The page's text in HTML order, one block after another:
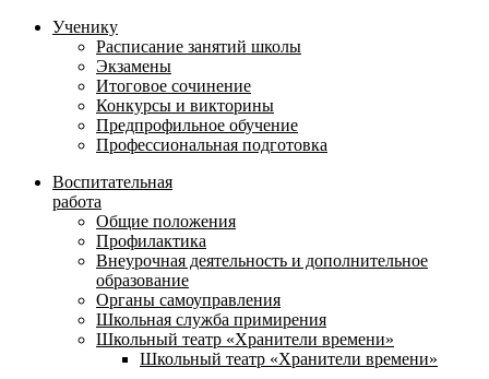
Ученику
Расписание занятий школы
Экзамены
Итоговое сочинение
Конкурсы и викторины
Предпрофильное обучение
Профессиональная подготовка
Воспитательная
работа
Общие положения
Профилактика
Внеурочная деятельность и дополнительное
образование
Органы самоуправления
Школьная служба примирения
Школьный театр «Хранители времени»
Школьный театр «Хранители времени»